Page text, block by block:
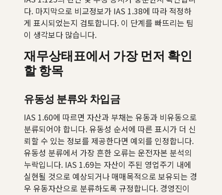
다. 마지막으로 비교정보가 IAS 1.38에 따라 적정하
게 표시되었는지 검토합니다. 이 단계를 빠뜨리는 팀
이 생각보다 많습니다.
재무상태표에서 가장 먼저 확인
할 항목
유동성 분류와 차입금
IAS 1.60에 따르면 자산과 부채는 유동과 비유동으로
분류되어야 합니다. 유동성 순서에 따른 표시가 더 신
뢰할 수 있는 정보를 제공한다면 예외를 인정합니다.
유동성 분류에서 가장 흔한 오류는 운전자본 분석의
누락입니다. IAS 1.69는 자산이 주된 영업주기 내에
실현될 것으로 예상되거나 매매목적으로 보유되는 경
우 유동자산으로 분류하도록 규정합니다. 경영진이